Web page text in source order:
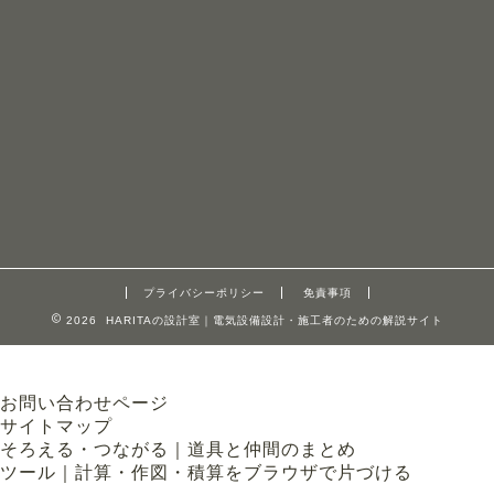
プライバシーポリシー 免責事項
2026 HARITAの設計室｜電気設備設計・施工者のための解説サイト
お問い合わせページ
サイトマップ
そろえる・つながる｜道具と仲間のまとめ
ツール｜計算・作図・積算をブラウザで片づける